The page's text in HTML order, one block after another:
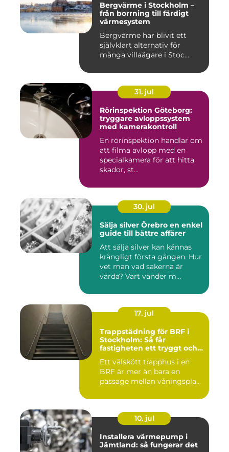
Bergvärme i Stockholm –
från borrning till färdigt
värmesystem
Bergvärme har blivit ett
självklart alternativ för
många villaägare i Stoc...
31. jul
Rörinspektion Göteborg:
tryggare avloppssystem
med kamerakontroll
En rörinspektion handlar om
att filma avlopp med en
specialkamera för att hitta
skador, st...
30. jul
Sälja silver Örebro en enkel
guide till bättre affärer
Att sälja silver kan kännas
krångligt första gången. Hur
vet man vad sakerna är
värda? Vart vänder m...
17. jul
Trappstädning för BRF i
Stockholm: Så får
fastigheten ett tryggt och
Ett välskött trapphus i en
BRF är mer än bara en
passage mellan våningspla...
10. jul
Installera värmepump i
Jämtland: så fungerar det